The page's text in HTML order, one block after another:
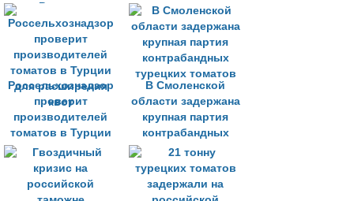
Россию
поставляют не
только свои
томаты
Россельхознадзор
проверит
производителей
томатов в Турции
для расширения
квот
В Смоленской
области задержана
крупная партия
контрабандных
турецких томатов